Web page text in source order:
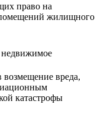
право на
жилищного
недвижимое
возмещение вреда,
катастрофы